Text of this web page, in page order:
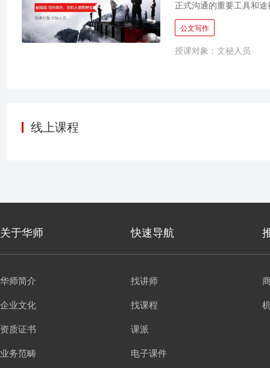
正式沟通的重要工具和
力水平，进而提高办事
公文写作
授课对象：文秘人员
线上课程
关于华师 快速导航
华师简介
企业文化
资质证书
业务范畴
找讲师
找课程
课派
电子课件